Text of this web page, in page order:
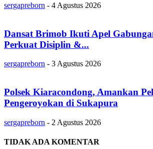
sergapreborn - 4 Agustus 2026
Dansat Brimob Ikuti Apel
Perkuat Disiplin &...
sergapreborn - 3 Agustus 2026
Polsek Kiaracondong, Amankan
Pengeroyokan di Sukapura
sergapreborn - 2 Agustus 2026
TIDAK ADA KOMENTAR